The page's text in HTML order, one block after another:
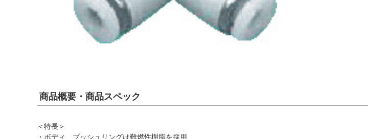
商品概要・商品スペック
＜特長＞
・ボディ、プッシュリングは難燃性樹脂を採用